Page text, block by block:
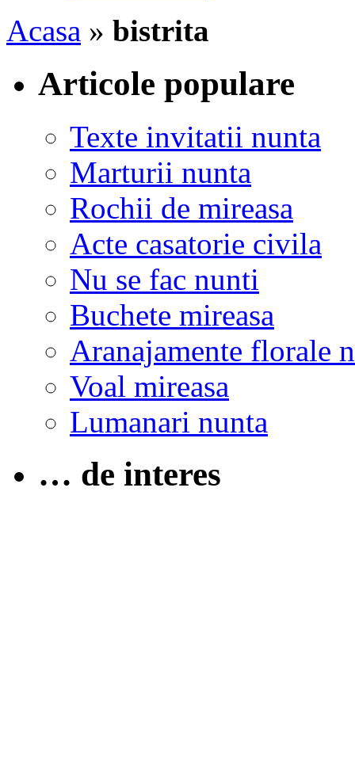
Acasa » bistrita
Articole populare
Texte invitatii nunta
Marturii nunta
Rochii de mireasa
Acte casatorie civila
Nu se fac nunti
Buchete mireasa
Aranajamente florale
Voal mireasa
Lumanari nunta
… de interes